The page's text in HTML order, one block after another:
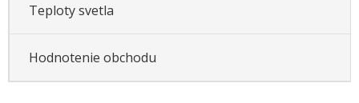
Teploty svetla
Hodnotenie obchodu